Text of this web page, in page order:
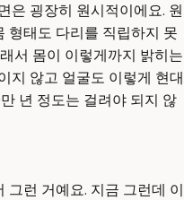
은 굉장히 원시적이에요. 원
형태도 다리를 직립하지 못
서 몸이 이렇게까지 밝히는
지 않고 얼굴도 이렇게 현대
년 정도는 걸려야 되지 않
그런 거예요. 지금 그런데 이